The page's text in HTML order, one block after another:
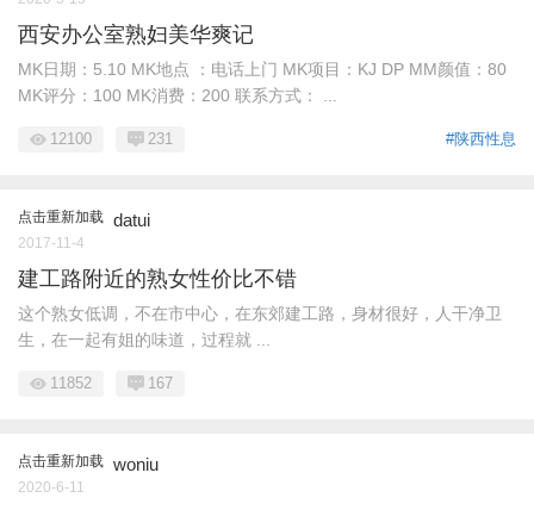
西安办公室熟妇美华爽记
MK日期：5.10 MK地点 ：电话上门 MK项目：KJ DP MM颜值：80
MK评分：100 MK消费：200 联系方式： ...
#陕西性息
12100 231
点击重新加载 datui
2017-11-4
建工路附近的熟女性价比不错
这个熟女低调，不在市中心，在东郊建工路，身材很好，人干净卫
生，在一起有姐的味道，过程就 ...
11852 167
点击重新加载 woniu
2020-6-11